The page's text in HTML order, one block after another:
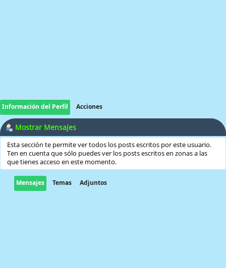
Información del Perfil Acciones
Mostrar Mensajes
Esta sección te permite ver todos los posts escritos por este usuario.
Ten en cuenta que sólo puedes ver los posts escritos en zonas a las
que tienes acceso en este momento.
Mensajes Temas Adjuntos